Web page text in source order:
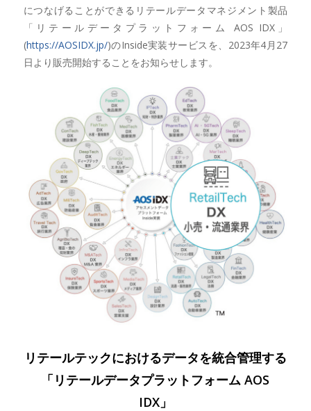
につなげることができるリテールデータマネジメント製品
「リテールデータプラットフォーム AOS IDX」
(https://AOSIDX.jp/)のInside実装サービスを、2023年4月27
日より販売開始することをお知らせします。
リテールテックにおけるデータを統合管理する
「リテールデータプラットフォーム AOS
IDX」